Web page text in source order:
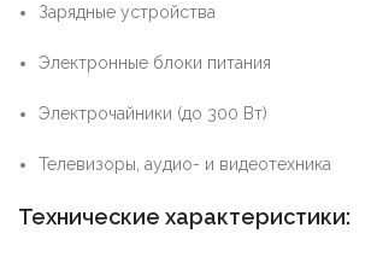
Зарядные устройства
Электронные блоки питания
Электрочайники (до 300 Вт)
Телевизоры, аудио- и видеотехника
Технические характеристики: